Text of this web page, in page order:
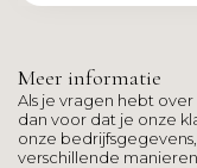
Meer informatie
Als je vragen hebt
dan voor dat je onze
onze
verschillende